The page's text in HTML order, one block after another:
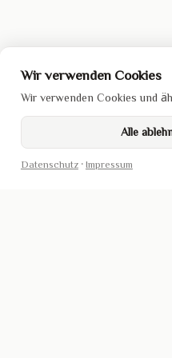
Wir verwenden Cookies
Wir verwenden Cookies und
Alle
Datenschutz· Impressum